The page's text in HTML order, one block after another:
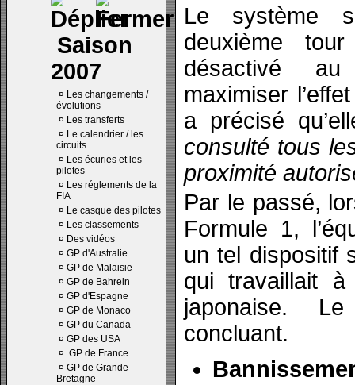
Saison
2007
¤ Les changements /
évolutions
¤ Les transferts
¤ Le calendrier / les
circuits
¤ Les écuries et les
pilotes
¤ Les réglements de la
FIA
¤ Le casque des pilotes
¤ Les classements
¤ Des vidéos
¤ GP d'Australie
¤ GP de Malaisie
¤ GP de Bahrein
¤ GP d'Espagne
¤ GP de Monaco
¤ GP du Canada
¤ GP des USA
¤ GP de France
¤ GP de Grande
Bretagne
Le système
deuxième
désactivé
maximiser
a précisé
consulté tous
proximité
Par le passé,
Formule 1,
un tel dispositif
qui travaillait à
japonaise.
concluant.